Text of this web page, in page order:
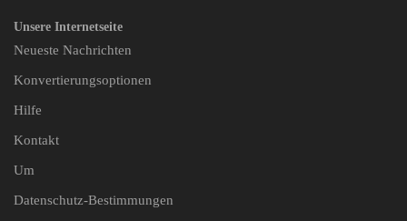
Unsere Internetseite
Neueste Nachrichten
Konvertierungsoptionen
Hilfe
Kontakt
Um
Datenschutz-Bestimmungen